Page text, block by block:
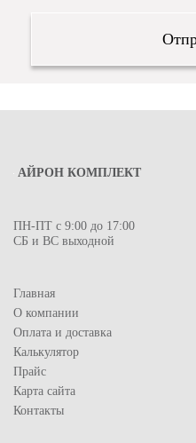
АЙРОН КОМПЛЕКТ
ПН-ПТ с 9:00 до 17:00
СБ и ВС выходной
Главная
О компании
Оплата и доставка
Калькулятор
Прайс
Карта сайта
Контакты